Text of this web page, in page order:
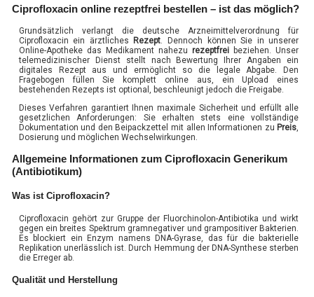
Ciprofloxacin online rezeptfrei bestellen – ist das möglich?
Grundsätzlich verlangt die deutsche Arzneimittelverordnung für
Ciprofloxacin ein ärztliches
Rezept. Dennoch können Sie in unserer
Online-Apotheke das Medikament nahezurezeptfrei beziehen. Unser
telemedizinischer Dienst stellt nach Bewertung Ihrer Angaben ein
digitales Rezept aus und ermöglicht so die legale Abgabe. Den
Fragebogen füllen Sie komplett online aus, ein Upload eines
bestehenden Rezepts ist optional, beschleunigt jedoch die Freigabe.
Dieses Verfahren garantiert Ihnen maximale Sicherheit und erfüllt alle
gesetzlichen Anforderungen: Sie erhalten stets eine vollständige
Dokumentation und den Beipackzettel mit allen Informationen zu Preis,
Dosierung und möglichen Wechselwirkungen.
Allgemeine Informationen zum Ciprofloxacin Generikum
(Antibiotikum)
Was ist Ciprofloxacin?
Ciprofloxacin gehört zur Gruppe der Fluorchinolon-Antibiotika und wirkt
gegen ein breites Spektrum gramnegativer und grampositiver Bakterien.
Es blockiert ein Enzym namens DNA-Gyrase, das für die bakterielle
Replikation unerlässlich ist. Durch Hemmung der DNA-Synthese sterben
die Erreger ab.
Qualität und Herstellung